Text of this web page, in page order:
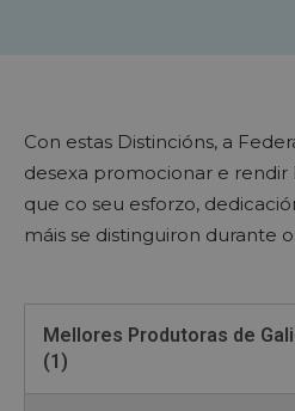
Con estas Distincións, a
desexa promocionar e
que co seu esforzo,
máis se distinguiron durante
Mellores Produtoras de
(1)